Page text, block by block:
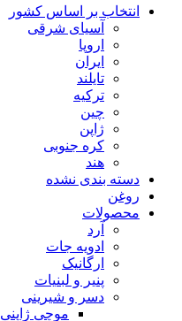
انتخاب بر اساس کشور
آسیای شرقی
اروپا
ایران
تایلند
ترکیه
چین
ژاپن
کره جنوبی
هند
دسته بندی نشده
روغن
محصولات
آرد
ادویه جات
ارگانیک
پنیر و لبنیات
دسر و شیرینی
موچی ژاپنی